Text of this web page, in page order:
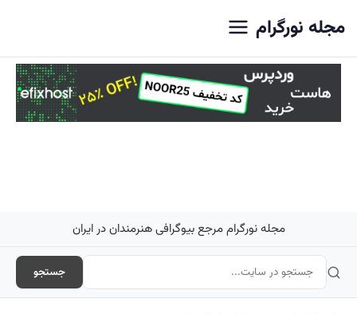
مجله نورگرام
مجله نورگرام مرجع بیوگرافی هنرمندان در ایران
جستجو